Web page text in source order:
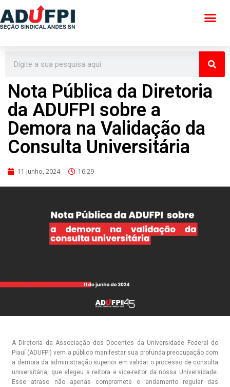
Pular
conteúdo
Nota Pública da Diretoria
da ADUFPI sobre a
Demora na Validação da
Consulta Universitária
11 junho, 2024 16:29
A Diretoria da Associação dos Docentes da Universidade Federal do
Piauí (ADUFPI) vem a público manifestar sua profunda preocupação com
a demora da administração superior em validar o processo de consulta
universitária, que elegeu a reitora e vice-reitor da nossa Universidade.
Esse atraso não apenas compromete o andamento regular das